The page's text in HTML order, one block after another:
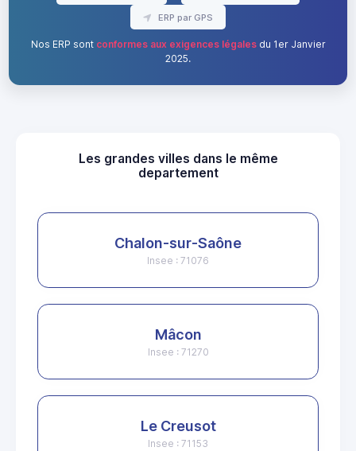
ERP par GPS
Nos ERP sont conformes aux exigences légalesdu 1er Janvier
2025.
Les grandes villes dans le même
departement
Chalon-sur-Saône
Insee : 71076
Mâcon
Insee : 71270
Le Creusot
Insee : 71153